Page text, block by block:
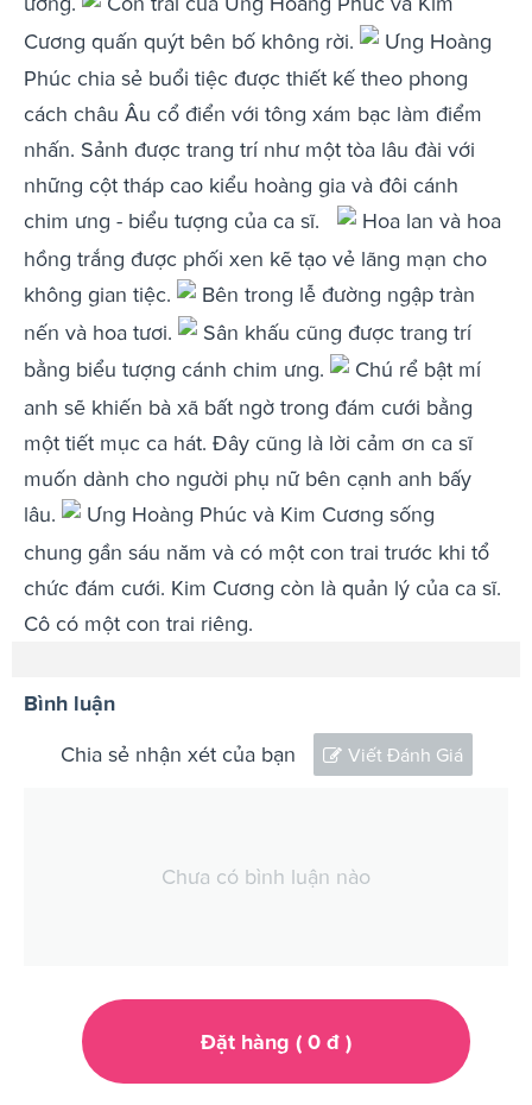
Cương quấn quýt bên bố không rời.
Ưng Hoàng
Phúc chia sẻ buổi tiệc được thiết kế theo phong
cách châu Âu cổ điển với tông xám bạc làm điểm
nhấn. Sảnh được trang trí như một tòa lâu đài với
những cột tháp cao kiểu hoàng gia và đôi cánh
chim ưng - biểu tượng của ca sĩ.
Hoa lan và hoa
hồng trắng được phối xen kẽ tạo vẻ lãng mạn cho
không gian tiệc.
Bên trong lễ đường ngập tràn
nến và hoa tươi.
Sân khấu cũng được trang trí
bằng biểu tượng cánh chim ưng.
Chú rể bật mí
anh sẽ khiến bà xã bất ngờ trong đám cưới bằng
một tiết mục ca hát. Đây cũng là lời cảm ơn ca sĩ
muốn dành cho người phụ nữ bên cạnh anh bấy
lâu.
Ưng Hoàng Phúc và Kim Cương sống
chung gần sáu năm và có một con trai trước khi tổ
chức đám cưới. Kim Cương còn là quản lý của ca sĩ.
Cô có một con trai riêng.
Bình luận
Chia sẻ nhận xét của bạn Viết Đánh Giá
Chưa có bình luận nào
Đặt hàng ( 0đ )